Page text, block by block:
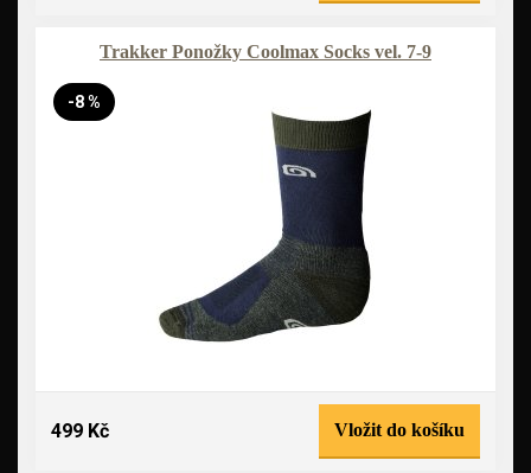
Trakker Ponožky Coolmax Socks vel. 7-9
-8 %
499 Kč Vložit do košíku